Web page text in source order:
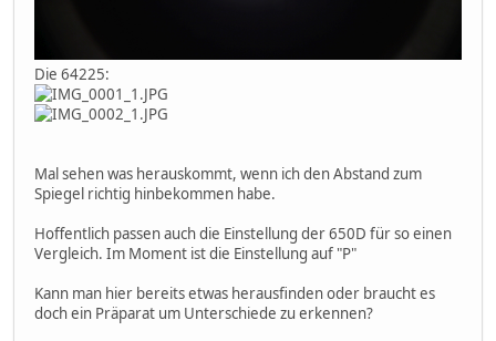
Die 64225:
Mal sehen was herauskommt, wenn ich den Abstand zum
Spiegel richtig hinbekommen habe.
Hoffentlich passen auch die Einstellung der 650D für so einen
Vergleich. Im Moment ist die Einstellung auf "P"
Kann man hier bereits etwas herausfinden oder braucht es
doch ein Präparat um Unterschiede zu erkennen?